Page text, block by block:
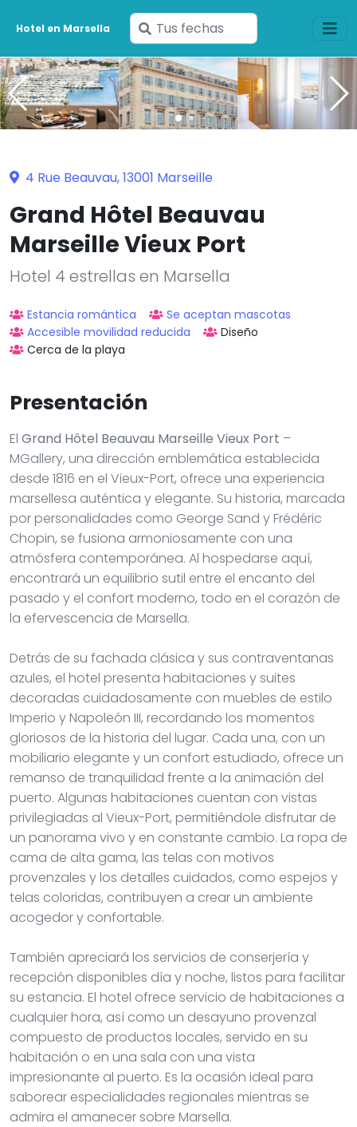
Hotel en Marsella
Ingresa
tus
fechas
4 Rue Beauvau, 13001 Marseille
Grand Hôtel Beauvau
Marseille Vieux Port
Hotel 4 estrellas en Marsella
Estancia romántica
Se aceptan mascotas
Accesible movilidad reducida
Diseño
Cerca de la playa
Presentación
El Grand Hôtel Beauvau Marseille Vieux Port –
MGallery, una dirección emblemática establecida
desde 1816 en el Vieux-Port, ofrece una experiencia
marsellesa auténtica y elegante. Su historia, marcada
por personalidades como George Sand y Frédéric
Chopin, se fusiona armoniosamente con una
atmósfera contemporánea. Al hospedarse aquí,
encontrará un equilibrio sutil entre el encanto del
pasado y el confort moderno, todo en el corazón de
la efervescencia de Marsella.
Detrás de su fachada clásica y sus contraventanas
azules, el hotel presenta habitaciones y suites
decoradas cuidadosamente con muebles de estilo
Imperio y Napoleón III, recordando los momentos
gloriosos de la historia del lugar. Cada una, con un
mobiliario elegante y un confort estudiado, ofrece un
remanso de tranquilidad frente a la animación del
puerto. Algunas habitaciones cuentan con vistas
privilegiadas al Vieux-Port, permitiéndole disfrutar de
un panorama vivo y en constante cambio. La ropa de
cama de alta gama, las telas con motivos
provenzales y los detalles cuidados, como espejos y
telas coloridas, contribuyen a crear un ambiente
acogedor y confortable.
También apreciará los servicios de conserjería y
recepción disponibles día y noche, listos para facilitar
su estancia. El hotel ofrece servicio de habitaciones a
cualquier hora, así como un desayuno provenzal
compuesto de productos locales, servido en su
habitación o en una sala con una vista
impresionante al puerto. Es la ocasión ideal para
saborear especialidades regionales mientras se
admira el amanecer sobre Marsella.